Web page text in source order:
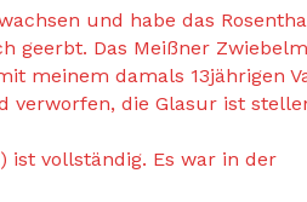
und habe das
geerbt. Das Meißner
meinem damals 13jährigen
verworfen, die Glasur ist
ist vollständig. Es war in der